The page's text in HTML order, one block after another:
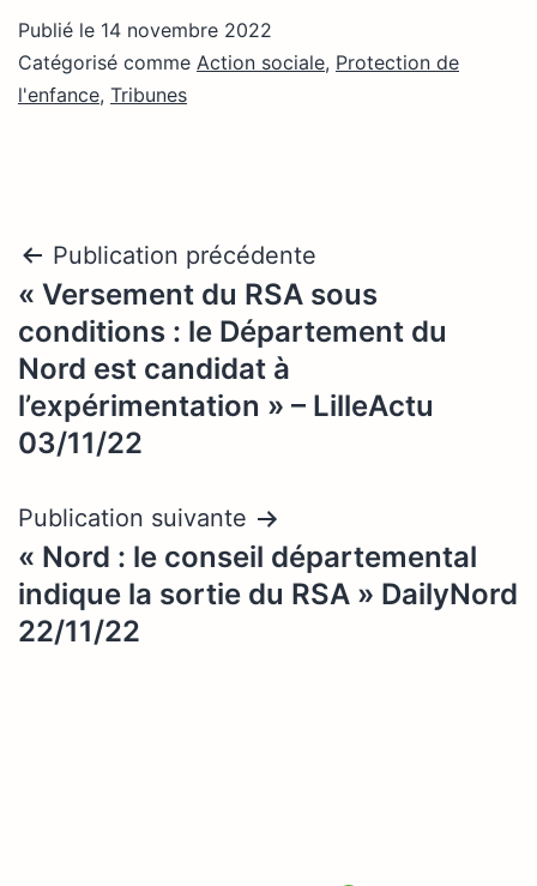
Publié le 14 novembre 2022
Catégorisé comme Action sociale, Protection de
l'enfance, Tribunes
Navigation
de
l’article
Publication précédente
« Versement du RSA sous
conditions : le Département du
Nord est candidat à
l’expérimentation » – LilleActu
03/11/22
Publication suivante
« Nord : le conseil départemental
indique la sortie du RSA » DailyNord
22/11/22